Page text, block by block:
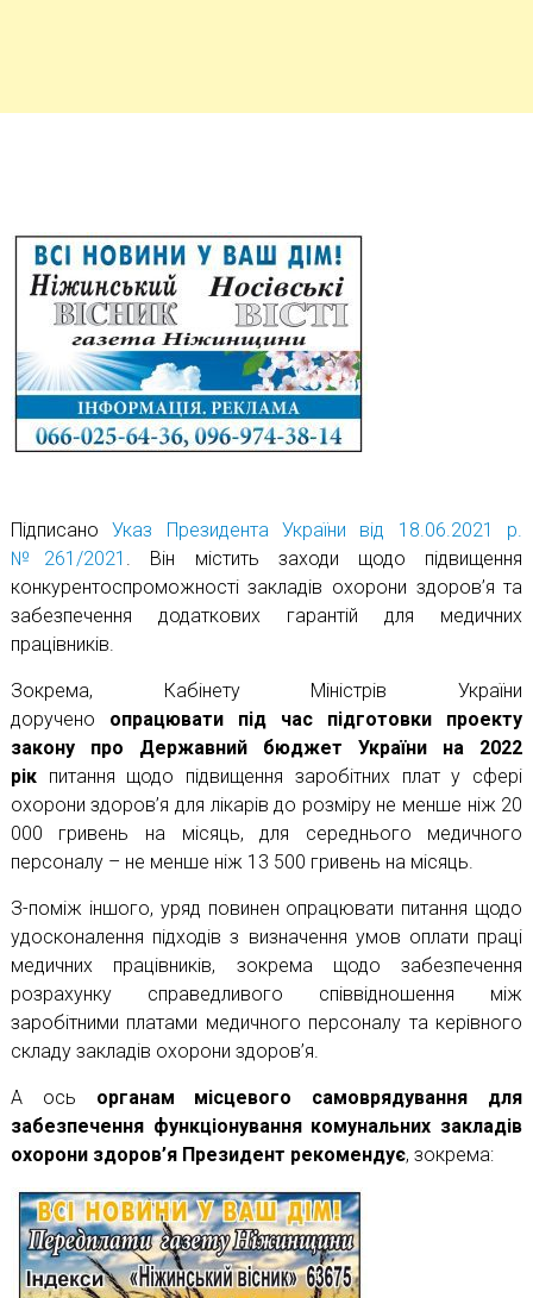
ПідписаноУказ Президента України від 18.06.2021 р.
№261/2021 . Він містить заходи щодо підвищення
конкурентоспроможності закладів охорони здоров’я та
забезпечення додаткових гарантій для медичних
працівників.
Зокрема, Кабінету Міністрів України
доручено опрацювати під час підготовки проекту
закону про Державний бюджет України на 2022
рікпитання щодо підвищення заробітних плат у сфері
охорони здоров’я для лікарів до розміру не менше ніж 20
000 гривень на місяць, для середнього медичного
персоналу – не менше ніж 13 500 гривень на місяць.
З-поміж іншого, уряд повинен опрацювати питання щодо
удосконалення підходів з визначення умов оплати праці
медичних працівників, зокрема щодо забезпечення
розрахунку справедливого співвідношення між
заробітними платами медичного персоналу та керівного
складу закладів охорони здоров’я.
А ось органам місцевого самоврядування для
забезпечення функціонування комунальних закладів
охорони здоров’я Президент рекомендує, зокрема: